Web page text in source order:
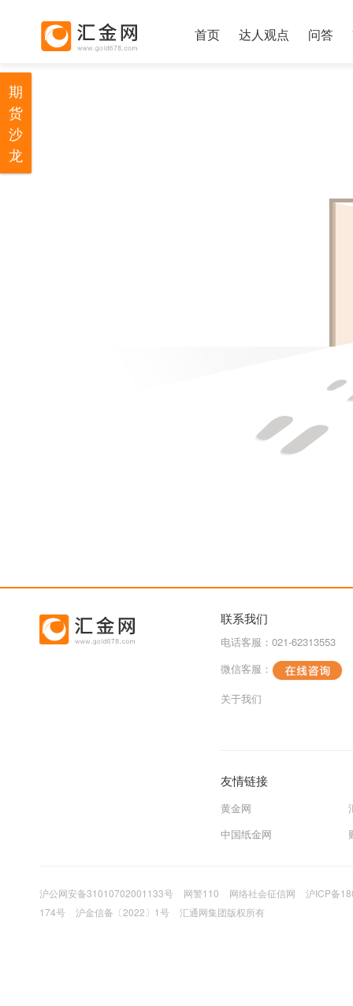
首页 达人观点 问答
联系我们
电话客服：021-62313553
微信客服：
关于我们
友情链接
黄金网
中国纸金网
沪公网安备31010702001133号 网警110 网络社会征信网
沪ICP备
174号
沪金信备〔2022〕1号 汇通网集团版权所有
期
货
沙
龙